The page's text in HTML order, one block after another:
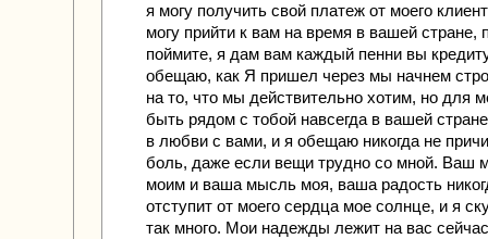
я могу получить свой платеж от моего
могу прийти к вам на время в вашей стране,
поймите, я дам вам каждый пенни вы
обещаю, как Я пришел через мы начнем
на то, что мы действительно хотим, но для
быть рядом с тобой навсегда в вашей
в любви с вами, и я обещаю никогда не
боль, даже если вещи трудно со мной. Ваш
моим и ваша мысль моя, ваша радость
отступит от моего сердца мое солнце, и я
так много. Мои надежды лежит на вас